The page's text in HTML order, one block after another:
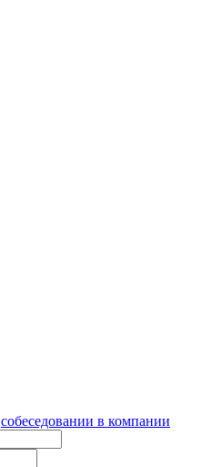
собеседовании в компании